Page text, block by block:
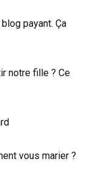
payant. Ça
notre fille ? Ce
vous marier ?